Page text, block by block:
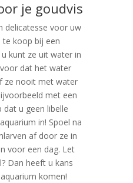
je goudvis
delicatesse voor uw
te koop bij een
kunt ze uit water in
dat het water
ze nooit met water
met een
u geen libelle
in! Spoel na
af door ze in
voor een dag. Let
Dan heeft u kans
komen!